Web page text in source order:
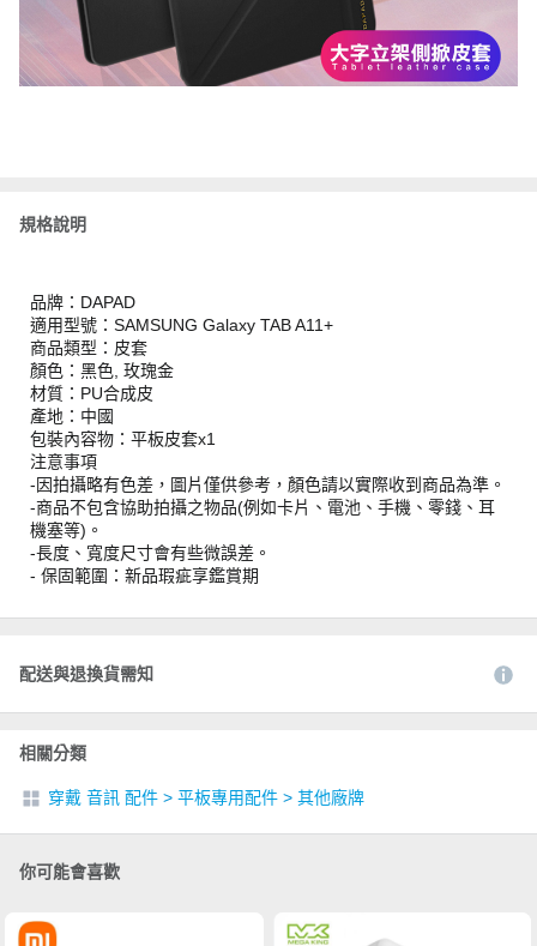
規格說明
品牌：DAPAD
適用型號：SAMSUNG Galaxy TAB A11+
商品類型：皮套
顏色：黑色, 玫瑰金
材質：PU合成皮
產地：中國
包裝內容物：平板皮套x1
注意事項
-因拍攝略有色差，圖片僅供參考，顏色請以實際收到商品為準。
-商品不包含協助拍攝之物品(例如卡片、電池、手機、零錢、耳
機塞等)。
-長度、寬度尺寸會有些微誤差。
- 保固範圍：新品瑕疵享鑑賞期
配送與退換貨需知
相關分類
穿戴 音訊 配件 > 平板專用配件 > 其他廠牌
你可能會喜歡